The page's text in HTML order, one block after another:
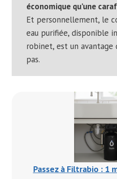
économique qu’une
Et personnellement, le
eau purifiée, disponible
robinet, est un avantage
pas.
Passez à Filtrabio :